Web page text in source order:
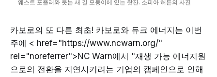
웨스트 포플러와 웃는 새 길 모퉁이에 있는 찻잔. 소피아 허든의 사진
카보로의 또 다른 최초! 카보로와 듀크 에너지는 이번
주에 < href="https://www.ncwarn.org/"
rel="noreferrer">NC Warn에서 "재생 가능 에너지원
으로의 전환을 지연시키려는 기업의 캠페인으로 인해